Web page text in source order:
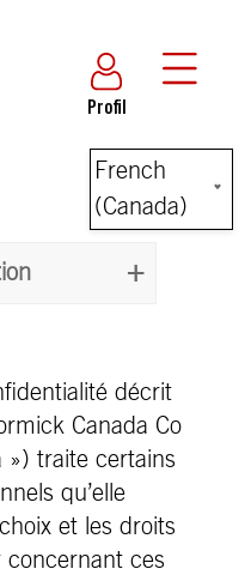
Profil
French
(Canada)
décrit
Canada Co
») traite certains
qu’elle
et les droits
concernant ces